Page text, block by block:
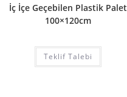
İç İçe Geçebilen Plastik Palet
100×120cm
Teklif Talebi